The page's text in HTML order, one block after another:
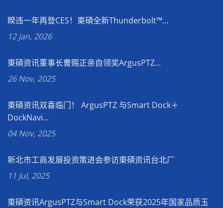
睽违一年再登CES！東碩全新Thunderbolt™...
12 Jan, 2026
東碩资讯董事长曹赐正亲自领奖ArgusPTZ...
26 Nov, 2025
東碩资讯双喜临门！ ArgusPTZ 与Smart Dock＋
DockNavi...
04 Nov, 2025
新北市工商发展投资策进会参访東碩资讯台北厂
11 Jul, 2025
東碩资讯ArgusPTZ与Smart Dock荣获2025年国家品质玉